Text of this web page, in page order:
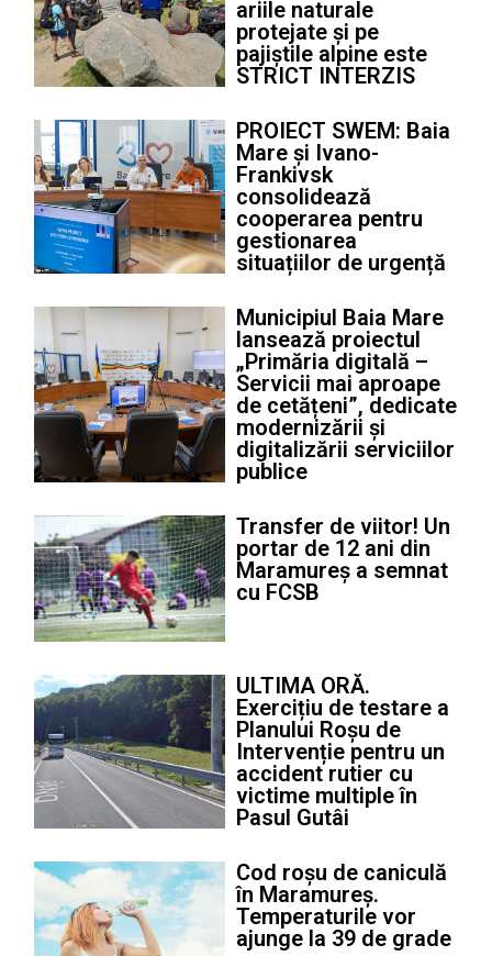
ariile naturale
protejate și pe
pajiștile alpine este
STRICT INTERZIS
PROIECT SWEM: Baia
Mare și Ivano-
Frankivsk
consolidează
cooperarea pentru
gestionarea
situațiilor de urgență
Municipiul Baia Mare
lansează proiectul
„Primăria digitală –
Servicii mai aproape
de cetățeni”, dedicate
modernizării și
digitalizării serviciilor
publice
Transfer de viitor! Un
portar de 12 ani din
Maramureș a semnat
cu FCSB
ULTIMA ORĂ.
Exercițiu de testare a
Planului Roșu de
Intervenție pentru un
accident rutier cu
victime multiple în
Pasul Gutâi
Cod roșu de caniculă
în Maramureș.
Temperaturile vor
ajunge la 39 de grade